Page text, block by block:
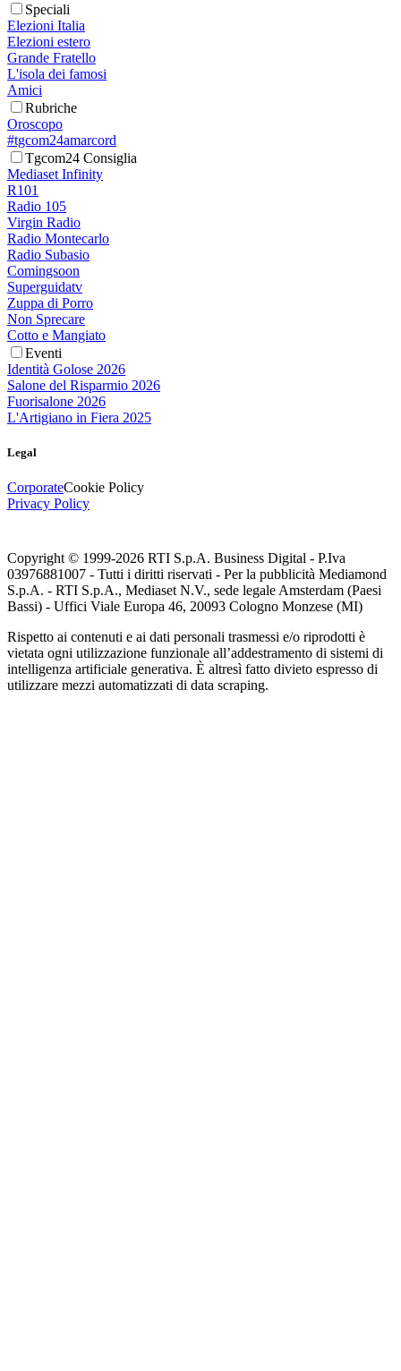
Speciali
Elezioni Italia
Elezioni estero
Grande Fratello
L'isola dei famosi
Amici
Rubriche
Oroscopo
#tgcom24amarcord
Tgcom24 Consiglia
Mediaset Infinity
R101
Radio 105
Virgin Radio
Radio Montecarlo
Radio Subasio
Comingsoon
Superguidatv
Zuppa di Porro
Non Sprecare
Cotto e Mangiato
Eventi
Identità Golose 2026
Salone del Risparmio 2026
Fuorisalone 2026
L'Artigiano in Fiera 2025
Legal
CorporateCookie Policy
Privacy Policy
Copyright © 1999-2026 RTI S.p.A. Business Digital - P.Iva
03976881007 - Tutti i diritti riservati - Per la pubblicità Mediamond
S.p.A. - RTI S.p.A., Mediaset N.V., sede legale Amsterdam (Paesi
Bassi) - Uffici Viale Europa 46, 20093 Cologno Monzese (MI)
Rispetto ai contenuti e ai dati personali trasmessi e/o riprodotti è
vietata ogni utilizzazione funzionale all’addestramento di sistemi di
intelligenza artificiale generativa. È altresì fatto divieto espresso di
utilizzare mezzi automatizzati di data scraping.